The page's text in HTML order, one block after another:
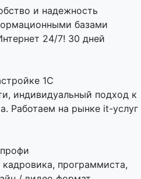
и надежность
базами
24/7! 30 дней
1С
индивидуальный подход к
Работаем на рынке it-услуг
кадровика, программиста,